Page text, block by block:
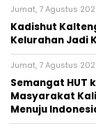
Jumat, 7 Agustus
Kadishut
Kelurahan Jadi
Jumat, 7 Agustus
Semangat HUT
Masyarakat
Menuju